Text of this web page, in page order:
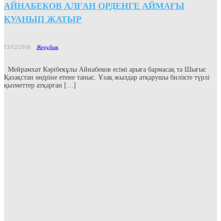
АЙНАБЕКОВ АЛҒАН ОРДЕНГЕ АЙМАҒЫ
ҚУАНЫП ЖАТЫР
13/12/2016 Жерұйық
Мейрамхат Кәрібекұлы Айнабеков есімі арыға бармасақ та Шығыс
Қазақстан өңіріне етене таныс. Ұзақ жылдар атқарушы билікте түрлі
қызметтер атқарған […]